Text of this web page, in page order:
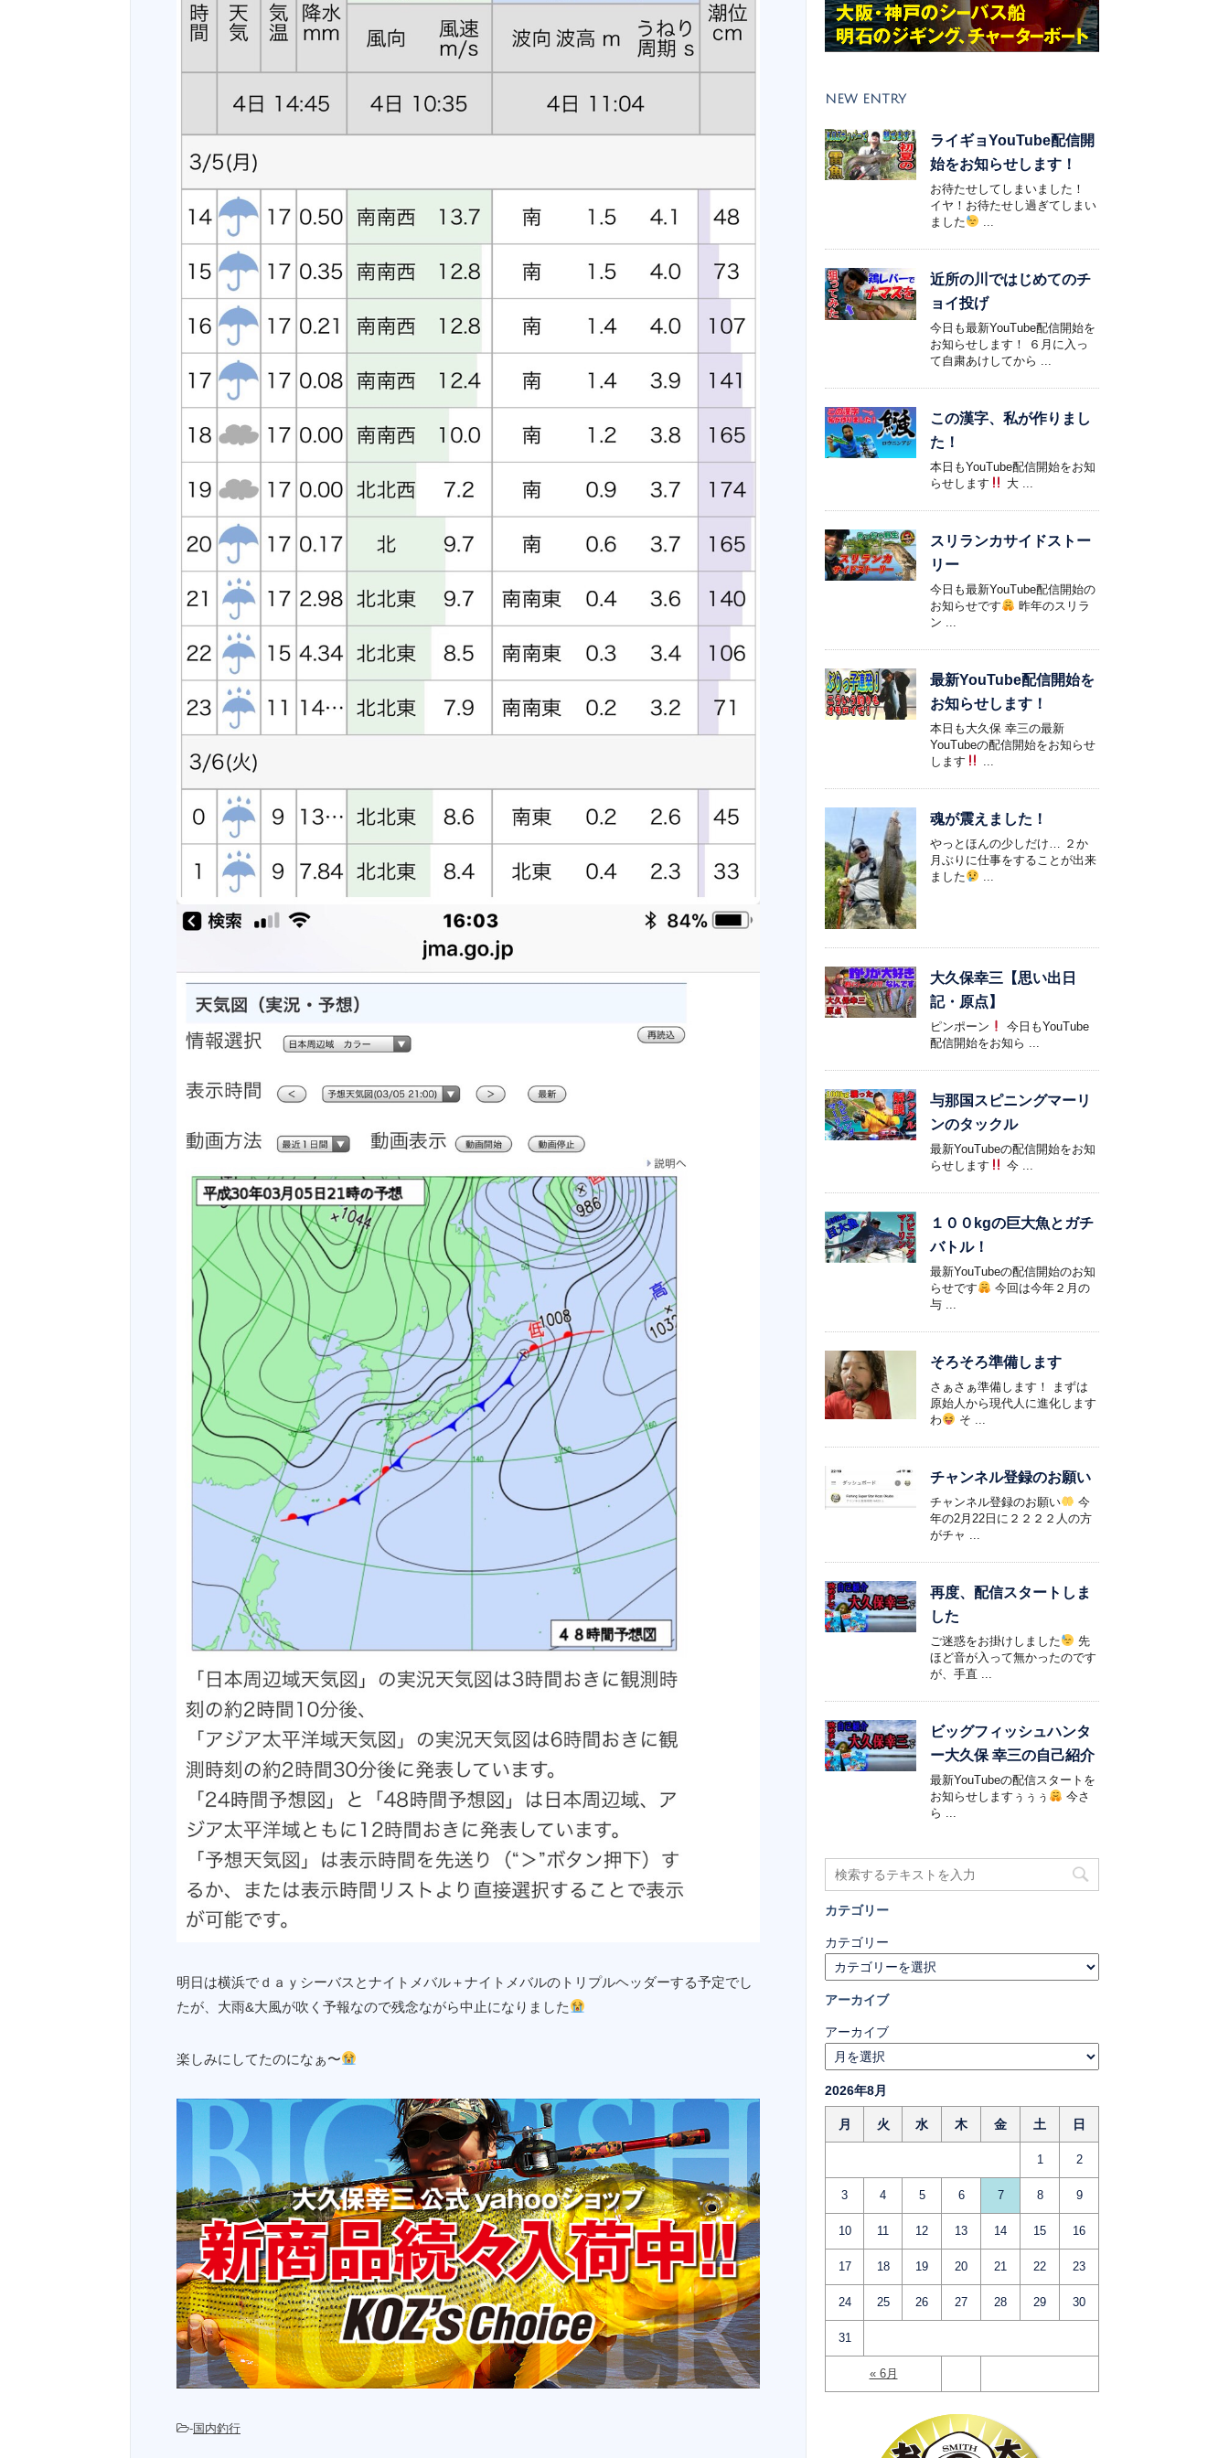
明日は横浜でｄａｙシーバスとナイトメバル＋ナイトメバルのトリプルヘッダーする予定でし
たが、大雨&大風が吹く予報なので残念ながら中止になりました
楽しみにしてたのになぁ〜
-国内釣行
NEW ENTRY
ライギョYouTube配信開
始をお知らせします！
お待たせしてしまいました！
イヤ！お待たせし過ぎてしまい
ました
...
近所の川ではじめてのチ
ョイ投げ
今日も最新YouTube配信開始を
お知らせします！ ６月に入っ
て自粛あけしてから ...
この漢字、私が作りまし
た！
本日もYouTube配信開始をお知
らせします
大 ...
スリランカサイドストー
リー
今日も最新YouTube配信開始の
お知らせです
昨年のスリラ
ン ...
最新YouTube配信開始を
お知らせします！
本日も大久保 幸三の最新
YouTubeの配信開始をお知らせ
します
...
魂が震えました！
やっとほんの少しだけ… ２か
月ぶりに仕事をすることが出来
ました
...
大久保幸三【思い出日
記・原点】
ピンポーン
今日もYouTube
配信開始をお知ら ...
与那国スピニングマーリ
ンのタックル
最新YouTubeの配信開始をお知
らせします
今 ...
１００kgの巨大魚とガチ
バトル！
最新YouTubeの配信開始のお知
らせです
今回は今年２月の
与 ...
そろそろ準備します
さぁさぁ準備します！ まずは
原始人から現代人に進化します
わ
そ ...
チャンネル登録のお願い
チャンネル登録のお願い
今
年の2月22日に２２２２人の方
がチャ ...
再度、配信スタートしま
した
ご迷惑をお掛けしました
先
ほど音が入って無かったのです
が、手直 ...
ビッグフィッシュハンタ
ー大久保 幸三の自己紹介
最新YouTubeの配信スタートを
お知らせしますぅぅぅ
今さ
ら ...
カテゴリー
カテゴリー
アーカイブ
アーカイブ
2026年8月
月 火 水 木 金 土 日
« 6月
1 2
3 4 5 6 7 8 9
10 11 12 13 14 15 16
17 18 19 20 21 22 23
24 25 26 27 28 29 30
31